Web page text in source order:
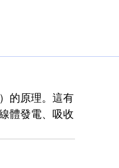
的原理。這有
體發電、吸收